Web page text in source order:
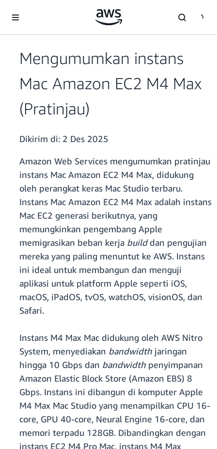
Mengumumkan instans
Mac Amazon EC2 M4 Max
(Pratinjau)
Dikirim di: 2 Des 2025
Amazon Web Services mengumumkan pratinjau
instans Mac Amazon EC2 M4 Max, didukung
oleh perangkat keras Mac Studio terbaru.
Instans Mac Amazon EC2 M4 Max adalah instans
Mac EC2 generasi berikutnya, yang
memungkinkan pengembang Apple
memigrasikan beban kerja builddan pengujian
mereka yang paling menuntut ke AWS. Instans
ini ideal untuk membangun dan menguji
aplikasi untuk platform Apple seperti iOS,
macOS, iPadOS, tvOS, watchOS, visionOS, dan
Safari.
Instans M4 Max Mac didukung oleh AWS Nitro
System, menyediakan bandwidth jaringan
hingga 10 Gbps dan bandwidth penyimpanan
Amazon Elastic Block Store (Amazon EBS) 8
Gbps. Instans ini dibangun di komputer Apple
M4 Max Mac Studio yang menampilkan CPU 16-
core, GPU 40-core, Neural Engine 16-core, dan
memori terpadu 128GB. Dibandingkan dengan
instans EC2 M4 Pro Mac, instans M4 Max